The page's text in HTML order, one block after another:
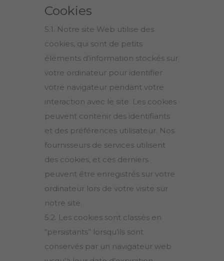
Cookies
5.1. Notre site Web utilise des
cookies, qui sont de petits
éléments d’information stockés sur
votre ordinateur pour identifier
votre navigateur pendant votre
interaction avec le site. Les cookies
peuvent contenir des identifiants
et des préférences utilisateur. Nos
fournisseurs de services utilisent
des cookies, et ces derniers
peuvent être enregistrés sur votre
ordinateur lors de votre visite sur
notre site.
5.2. Les cookies sont classés en
“persistants” lorsqu’ils sont
conservés par un navigateur web